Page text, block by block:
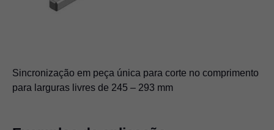
Sincronização em peça única para corte no comprimento
para larguras livres de 245 – 293 mm